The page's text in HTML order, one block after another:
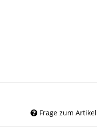
Frage zum Artikel